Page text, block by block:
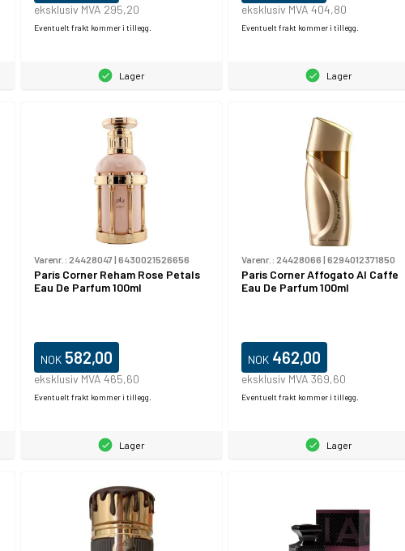
eksklusiv MVA 295,20
Eventuelt frakt kommer i tillegg.
Lager
eksklusiv MVA 404,80
Eventuelt frakt kommer i tillegg.
Lager
Varenr.: 24428047| 6430021526656
Paris Corner Reham Rose Petals
Eau De Parfum 100ml
NOK 582,00
eksklusiv MVA 465,60
Eventuelt frakt kommer i tillegg.
Lager
Varenr.: 24428066 | 6294012371850
Paris Corner Affogato Al Caffe
Eau De Parfum 100ml
NOK 462,00
eksklusiv MVA 369,60
Eventuelt frakt kommer i tillegg.
Lager